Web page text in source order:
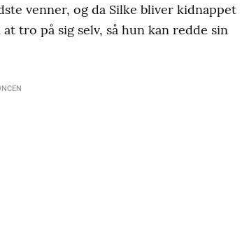
venner, og da Silke bliver kidnappet
tro på sig selv, så hun kan redde sin